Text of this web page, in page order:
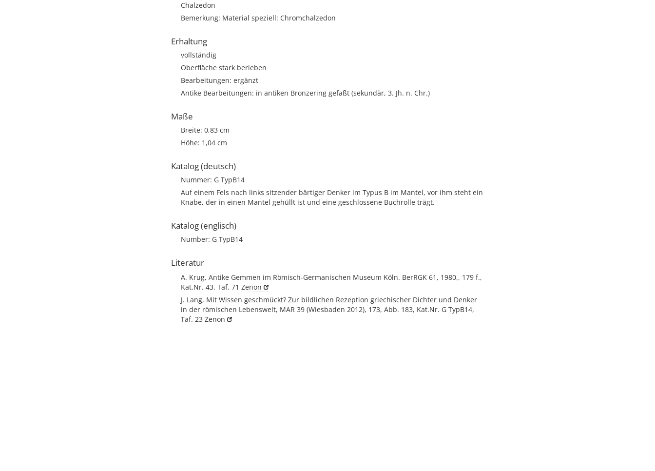
Chalzedon
Bemerkung: Material speziell: Chromchalzedon
Erhaltung
vollständig
Oberfläche stark berieben
Bearbeitungen: ergänzt
Antike Bearbeitungen: in antiken Bronzering gefaßt (sekundär, 3. Jh. n. Chr.)
Maße
Breite: 0,83 cm
Höhe: 1,04 cm
Katalog (deutsch)
Nummer: G TypB14
Auf einem Fels nach links sitzender bärtiger Denker im Typus B im Mantel, vor ihm steht ein
Knabe, der in einen Mantel gehüllt ist und eine geschlossene Buchrolle trägt.
Katalog (englisch)
Number: G TypB14
Literatur
A. Krug, Antike Gemmen im Römisch-Germanischen Museum Köln. BerRGK 61, 1980,, 179 f.,
Kat.Nr. 43, Taf. 71 Zenon
J. Lang, Mit Wissen geschmückt? Zur bildlichen Rezeption griechischer Dichter und Denker
in der römischen Lebenswelt, MAR 39 (Wiesbaden 2012), 173, Abb. 183, Kat.Nr. G TypB14,
Taf. 23 Zenon